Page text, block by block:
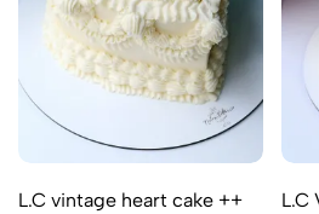
L.C vintage heart cake ++ L.C